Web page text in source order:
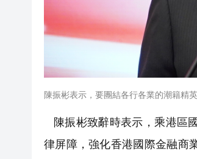
陳振彬表示，要團結各行各業的潮籍精英
陳振彬致辭時表示，乘港區
律屏障，強化香港國際金融商